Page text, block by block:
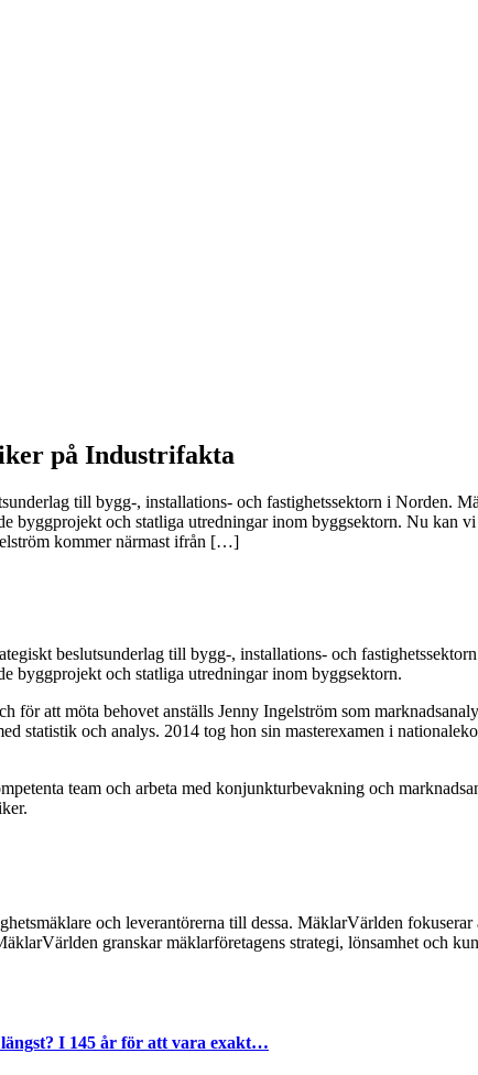
på Industrifakta
till bygg-, installations- och fastighetssektorn i Norden.
byggprojekt och statliga utredningar inom byggsektorn. Nu kan
kommer närmast ifrån […]
beslutsunderlag till bygg-, installations- och
byggprojekt och statliga utredningar inom byggsektorn.
för att möta behovet anställs Jenny Ingelström som
statistik och analys. 2014 tog hon sin masterexamen i
team och arbeta med konjunkturbevakning och
och leverantörerna till dessa. MäklarVärlden
granskar mäklarföretagens strategi, lönsamhet och
I 145 år för att vara exakt…